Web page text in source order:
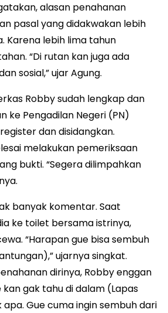
alasan penahanan
pasal yang didakwakan lebih
Karena lebih lima tahun
“Di rutan kan juga ada
sosial,” ujar Agung.
Robby sudah lengkap dan
ke Pengadilan Negeri (PN)
dan disidangkan.
melakukan pemeriksaan
bukti. “Segera dilimpahkan
banyak komentar. Saat
ke toilet bersama istrinya,
“Harapan gue bisa sembuh
ujarnya singkat.
dirinya, Robby enggan
kan gak tahu di dalam (Lapas
Gue cuma ingin sembuh dari